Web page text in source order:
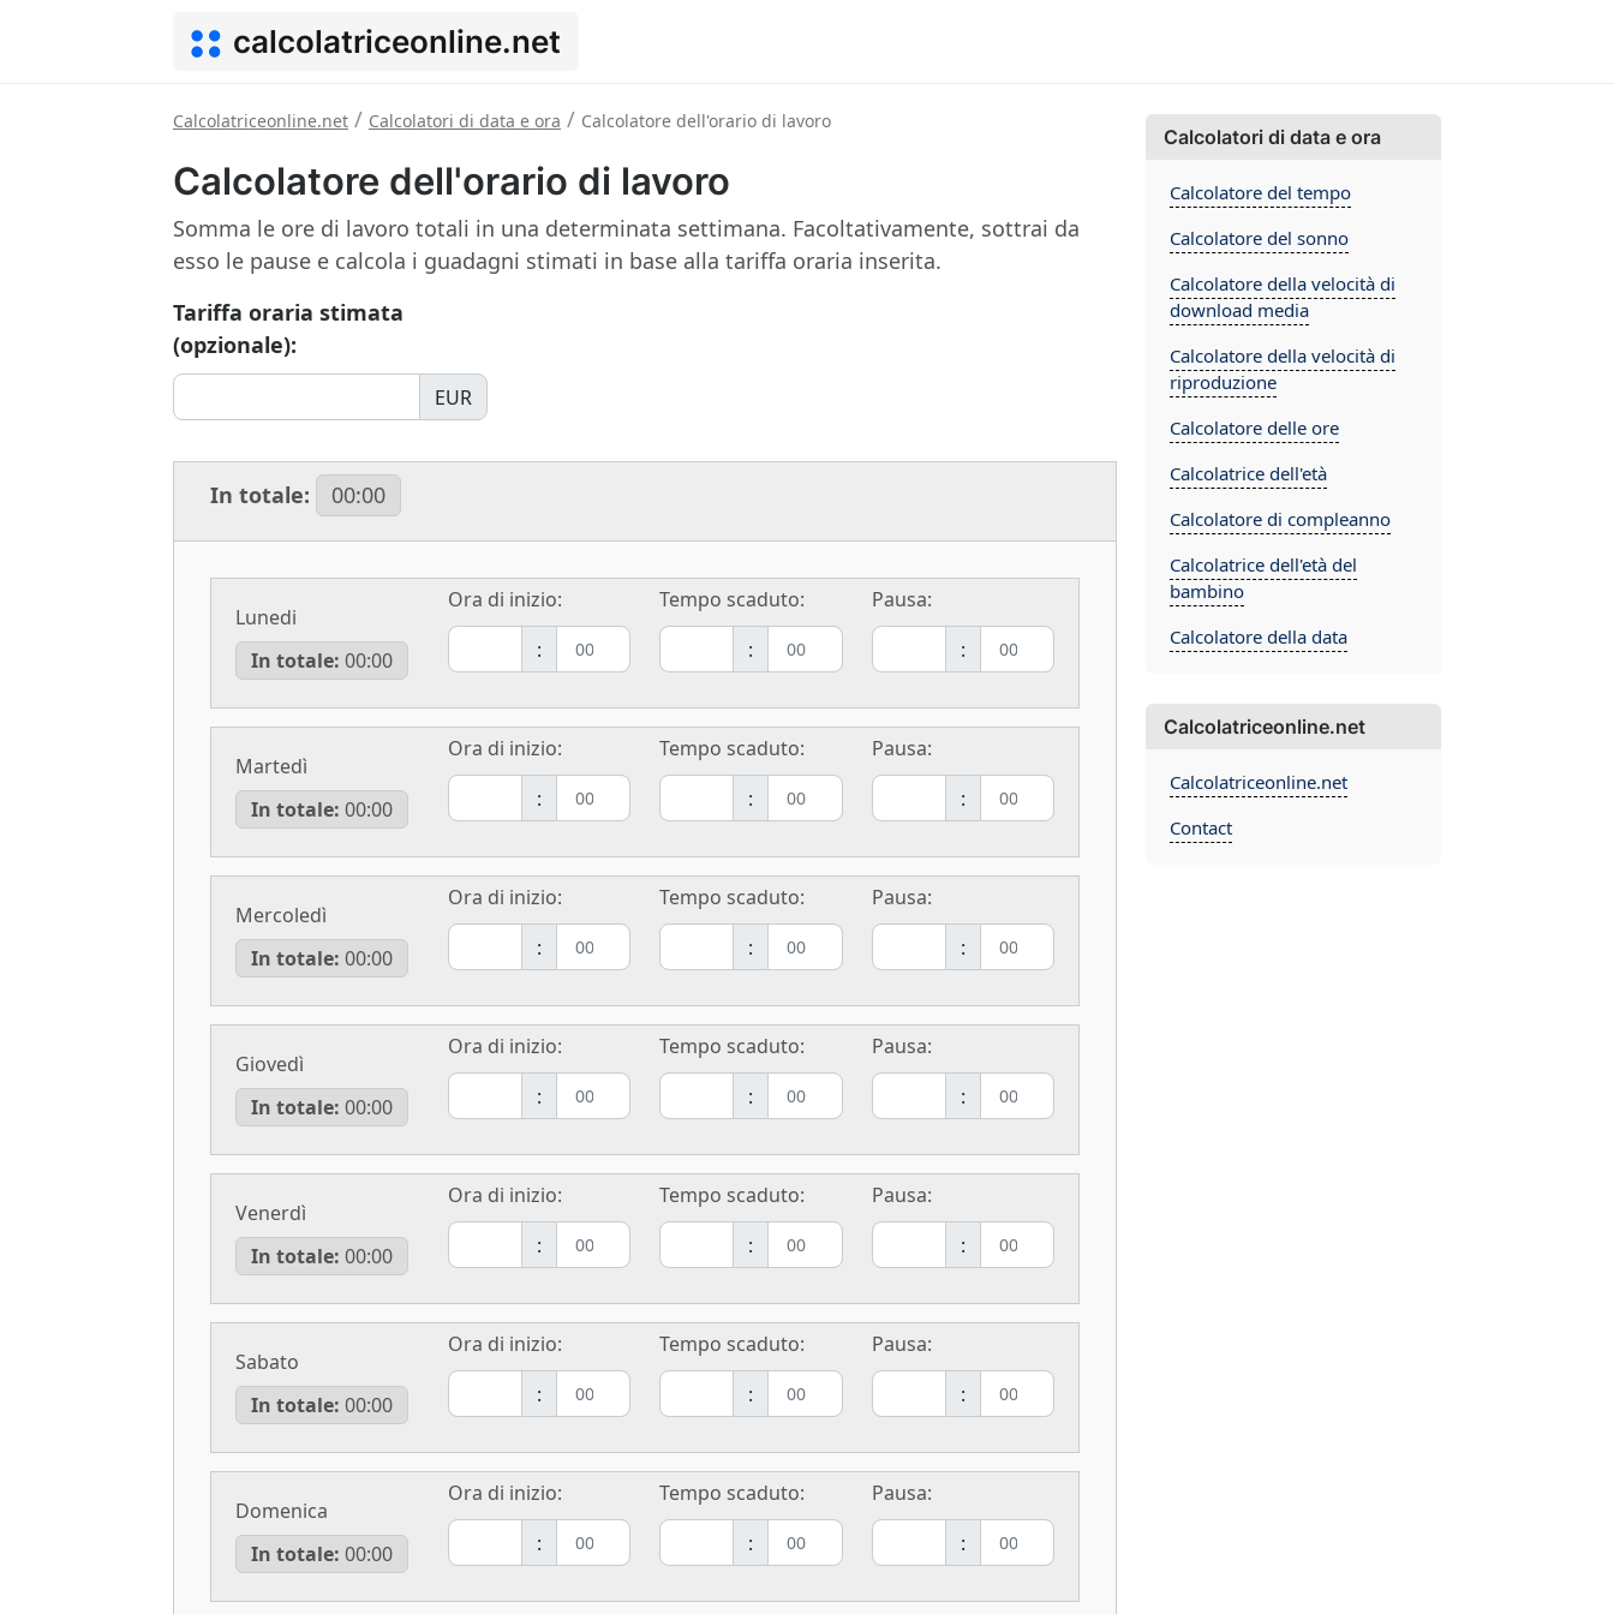
calcolatriceonline.net
Calcolatriceonline.net / Calcolatori di data e ora / Calcolatore dell'orario di lavoro
Calcolatore dell'orario di lavoro
Somma le ore di lavoro totali in una determinata settimana. Facoltativamente, sottrai da
esso le pause e calcola i guadagni stimati in base alla tariffa oraria inserita.
Tariffa oraria stimata
(opzionale):
EUR
In totale: 00:00
Lunedi
In totale: 00:00
Ora di inizio:
:
Tempo scaduto:
:
Pausa:
:
Martedì
In totale: 00:00
Ora di inizio:
:
Tempo scaduto:
:
Pausa:
:
Mercoledì
In totale: 00:00
Ora di inizio:
:
Tempo scaduto:
:
Pausa:
:
Giovedì
In totale: 00:00
Ora di inizio:
:
Tempo scaduto:
:
Pausa:
:
Venerdì
In totale: 00:00
Ora di inizio:
:
Tempo scaduto:
:
Pausa:
:
Sabato
In totale: 00:00
Ora di inizio:
:
Tempo scaduto:
:
Pausa:
:
Domenica
In totale: 00:00
Ora di inizio:
:
Tempo scaduto:
:
Pausa:
:
Calcolatori di data e ora
Calcolatore del tempo
Calcolatore del sonno
Calcolatore della velocità di
download media
Calcolatore della velocità di
riproduzione
Calcolatore delle ore
Calcolatrice dell'età
Calcolatore di compleanno
Calcolatrice dell'età del
bambino
Calcolatore della data
Calcolatriceonline.net
Calcolatriceonline.net
Contact